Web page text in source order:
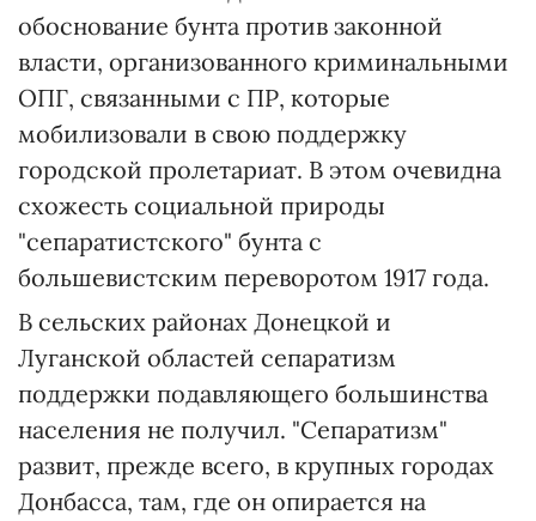
обоснование бунта против законной
власти, организованного криминальными
ОПГ, связанными с ПР, которые
мобилизовали в свою поддержку
городской пролетариат. В этом очевидна
схожесть социальной природы
"сепаратистского" бунта с
большевистским переворотом 1917 года.
В сельских районах Донецкой и
Луганской областей сепаратизм
поддержки подавляющего большинства
населения не получил. "Сепаратизм"
развит, прежде всего, в крупных городах
Донбасса, там, где он опирается на